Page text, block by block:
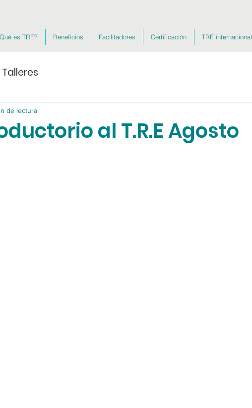
Qué es TRE? Beneficios Facilitadores Certificación TRE internacional
al T.R.E Agosto
de lectura